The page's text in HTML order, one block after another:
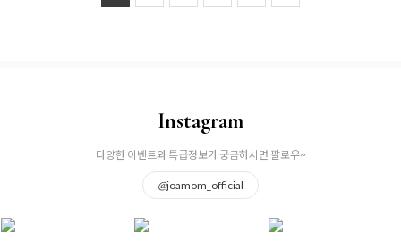
Instagram
다양한 이벤트와 특급정보가 궁금하시면 팔로우~
@joamom_official